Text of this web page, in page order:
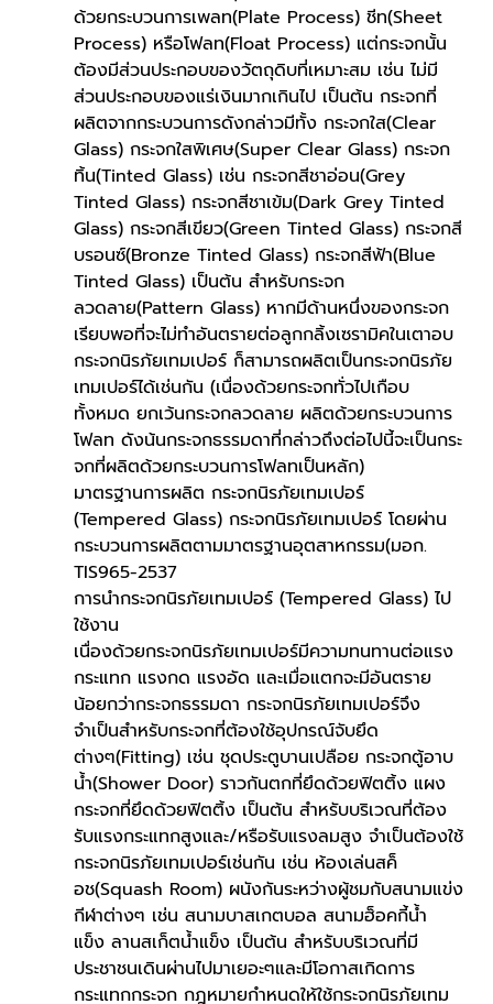
ด้วยกระบวนการเพลท(Plate Process) ชีท(Sheet
Process) หรือโฟลท(Float Process) แต่กระจกนั้น
ต้องมีส่วนประกอบของวัตถุดิบที่เหมาะสม เช่น ไม่มี
ส่วนประกอบของแร่เงินมากเกินไป เป็นต้น กระจกที่
ผลิตจากกระบวนการดังกล่าวมีทั้ง กระจกใส(Clear
Glass) กระจกใสพิเศษ(Super Clear Glass) กระจก
ทิ้น(Tinted Glass) เช่น กระจกสีชาอ่อน(Grey
Tinted Glass) กระจกสีชาเข้ม(Dark Grey Tinted
Glass) กระจกสีเขียว(Green Tinted Glass) กระจกสี
บรอนซ์(Bronze Tinted Glass) กระจกสีฟ้า(Blue
Tinted Glass) เป็นต้น สำหรับกระจก
ลวดลาย(Pattern Glass) หากมีด้านหนึ่งของกระจก
เรียบพอที่จะไม่ทำอันตรายต่อลูกกลิ้งเซรามิคในเตาอบ
กระจกนิรภัยเทมเปอร์ ก็สามารถผลิตเป็นกระจกนิรภัย
เทมเปอร์ได้เช่นกัน (เนื่องด้วยกระจกทั่วไปเกือบ
ทั้งหมด ยกเว้นกระจกลวดลาย ผลิตด้วยกระบวนการ
โฟลท ดังน้นกระจกธรรมดาที่กล่าวถึงต่อไปนี้จะเป็นกระ
จกที่ผลิตด้วยกระบวนการโฟลทเป็นหลัก)
มาตรฐานการผลิต กระจกนิรภัยเทมเปอร์
(Tempered Glass) กระจกนิรภัยเทมเปอร์ โดยผ่าน
กระบวนการผลิตตามมาตรฐานอุตสาหกรรม(มอก.
TIS965-2537
การนำกระจกนิรภัยเทมเปอร์ (Tempered Glass) ไป
ใช้งาน
เนื่องด้วยกระจกนิรภัยเทมเปอร์มีความทนทานต่อแรง
กระแทก แรงกด แรงอัด และเมื่อแตกจะมีอันตราย
น้อยกว่ากระจกธรรมดา กระจกนิรภัยเทมเปอร์จึง
จำเป็นสำหรับกระจกที่ต้องใช้อุปกรณ์จับยึด
ต่างๆ(Fitting) เช่น ชุดประตูบานเปลือย กระจกตู้อาบ
น้ำ(Shower Door) ราวกันตกที่ยึดด้วยฟิตติ้ง แผง
กระจกที่ยึดด้วยฟิตติ้ง เป็นต้น สำหรับบริเวณที่ต้อง
รับแรงกระแทกสูงและ/หรือรับแรงลมสูง จำเป็นต้องใช้
กระจกนิรภัยเทมเปอร์เช่นกัน เช่น ห้องเล่นสค็
อช(Squash Room) ผนังกันระหว่างผู้ชมกับสนามแข่ง
กีฬาต่างๆ เช่น สนามบาสเกตบอล สนามฮ็อคกี้น้ำ
แข็ง ลานสเก็ตน้ำแข็ง เป็นต้น สำหรับบริเวณที่มี
ประชาชนเดินผ่านไปมาเยอะๆและมีโอกาสเกิดการ
กระแทกกระจก กฎหมายกำหนดให้ใช้กระจกนิรภัยเทม